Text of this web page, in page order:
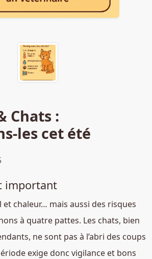
Chats :
les cet été
important
et chaleur… mais aussi des risques
à quatre pattes. Les chats, bien
ne sont pas à l’abri des coups
exige donc vigilance et bons